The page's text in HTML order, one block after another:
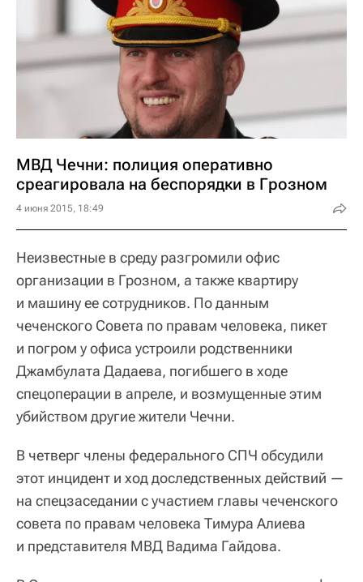
МВД Чечни: полиция оперативно
среагировала на беспорядки в Грозном
4 июня 2015, 18:49
Неизвестные в среду разгромили офис
организации в Грозном, а также квартиру
и машину ее сотрудников. По данным
чеченского Совета по правам человека, пикет
и погром у офиса устроили родственники
Джамбулата Дадаева, погибшего в ходе
спецоперации в апреле, и возмущенные этим
убийством другие жители Чечни.
В четверг члены федерального СПЧ обсудили
этот инцидент и ход доследственных действий —
на спецзаседании с участием главы чеченского
совета по правам человека Тимура Алиева
и представителя МВД Вадима Гайдова.